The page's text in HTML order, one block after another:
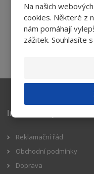
Na našich
cookies. Některé z
nám pomáhají
zážitek. Souhlasíte
Informace pro
Reklamační řád
Obchodní podmínky
Doprava